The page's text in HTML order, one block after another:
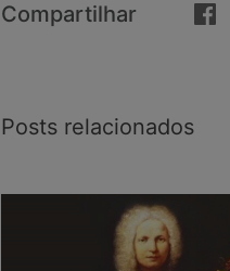
Compartilhar
Posts relacionados